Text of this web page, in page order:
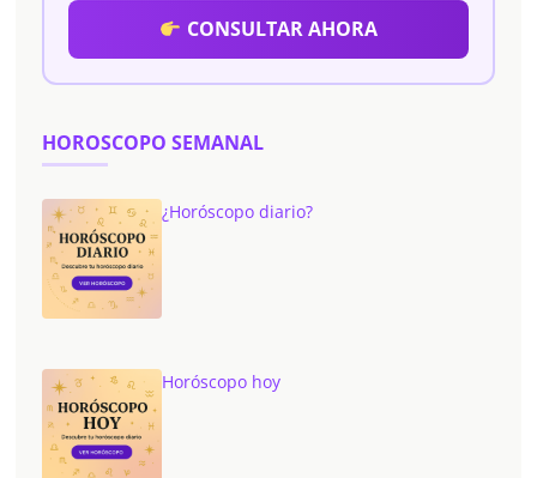
CONSULTAR AHORA
HOROSCOPO SEMANAL
¿Horóscopo diario?
Horóscopo hoy